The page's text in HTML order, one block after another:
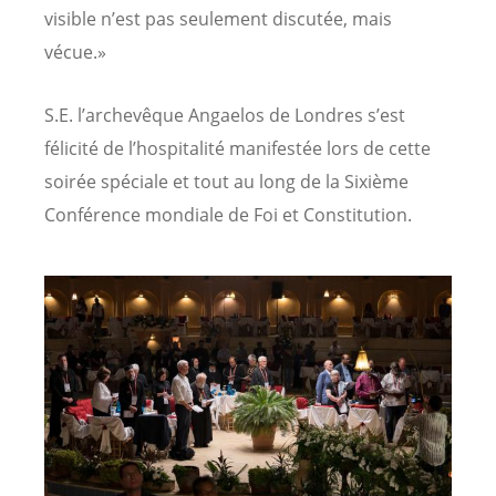
visible n’est pas seulement discutée, mais
vécue.»
S.E. l’archevêque Angaelos de Londres s’est
félicité de l’hospitalité manifestée lors de cette
soirée spéciale et tout au long de la Sixième
Conférence mondiale de Foi et Constitution.
Image